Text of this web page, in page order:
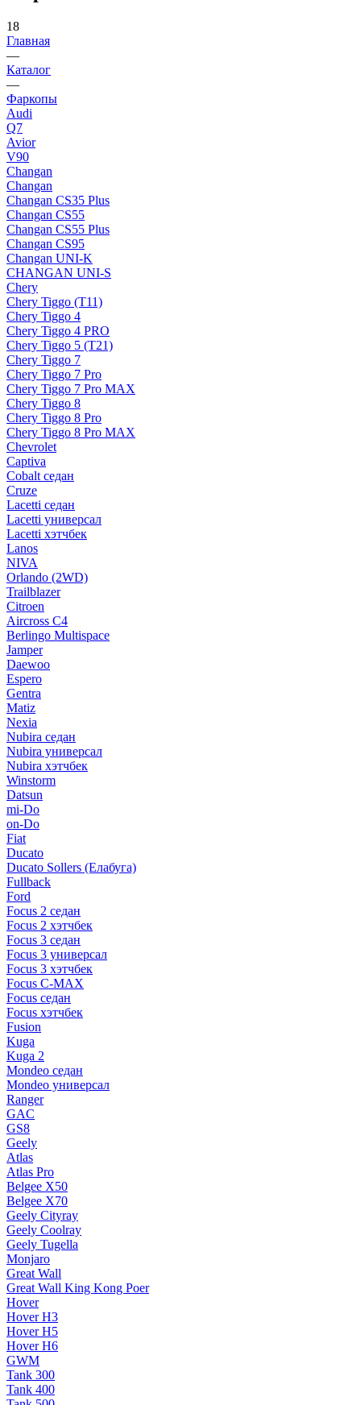
18
Главная
—
Каталог
—
Фаркопы
Audi
Q7
Avior
V90
Changan
Changan
Changan CS35 Plus
Changan CS55
Changan CS55 Plus
Changan CS95
Changan UNI-K
CHANGAN UNI-S
Chery
Chery Tiggo (Т11)
Chery Tiggo 4
Chery Tiggo 4 PRO
Chery Tiggo 5 (Т21)
Chery Tiggo 7
Chery Tiggo 7 Pro
Chery Tiggo 7 Pro MAX
Chery Tiggo 8
Chery Tiggo 8 Pro
Chery Tiggo 8 Pro MAX
Chevrolet
Captiva
Cobalt седан
Cruze
Lacetti седан
Lacetti универсал
Lacetti хэтчбек
Lanos
NIVA
Orlando (2WD)
Trailblazer
Citroen
Aircross C4
Berlingo Multispace
Jamper
Daewoo
Espero
Gentra
Matiz
Nexia
Nubira седан
Nubira универсал
Nubira хэтчбек
Winstorm
Datsun
mi-Do
on-Do
Fiat
Ducato
Ducato Sollers (Елабуга)
Fullback
Ford
Focus 2 седан
Focus 2 хэтчбек
Focus 3 седан
Focus 3 универсал
Focus 3 хэтчбек
Focus C-MAX
Focus седан
Focus хэтчбек
Fusion
Kuga
Kuga 2
Mondeo седан
Mondeo универсал
Ranger
GAC
GS8
Geely
Atlas
Atlas Pro
Belgee X50
Belgee X70
Geely Cityray
Geely Coolray
Geely Tugella
Monjaro
Great Wall
Great Wall King Kong Poer
Hover
Hover H3
Hover H5
Hover H6
GWM
Tank 300
Tank 400